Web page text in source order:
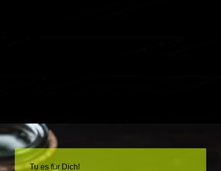
Tu es für Dich!